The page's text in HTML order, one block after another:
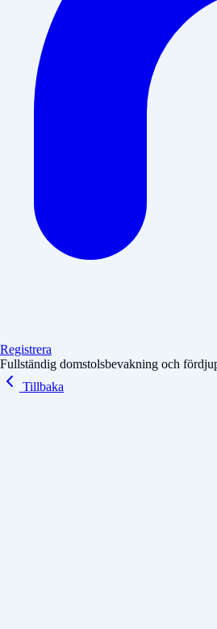
Registrera
Fullständig domstolsbevakning och
Tillbaka